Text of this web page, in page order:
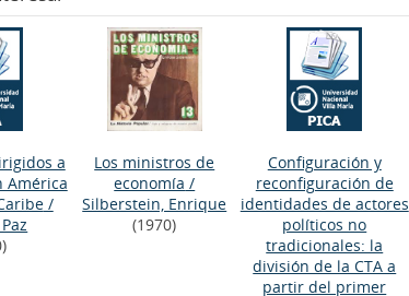
a
América
/
Los ministros de
economía /
Silberstein, Enrique
(1970)
Configuración y
reconfiguración de
identidades de actores
políticos no
tradicionales: la
división de la CTA a
partir del primer